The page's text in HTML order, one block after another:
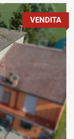
Commerciale:
VENDITA